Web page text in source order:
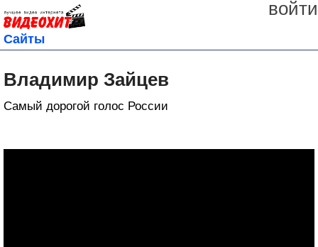
войти
Сайты
Владимир Зайцев
Самый дорогой голос России